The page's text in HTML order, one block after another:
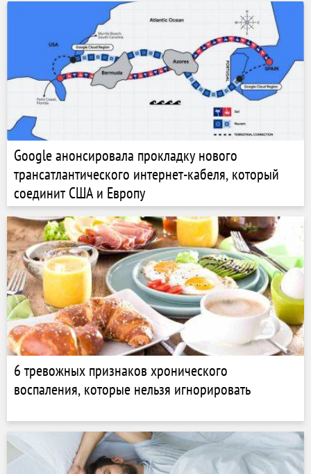
Google анонсировала прокладку нового
трансатлантического интернет-кабеля, который
соединит США и Европу
6 тревожных признаков хронического
воспаления, которые нельзя игнорировать